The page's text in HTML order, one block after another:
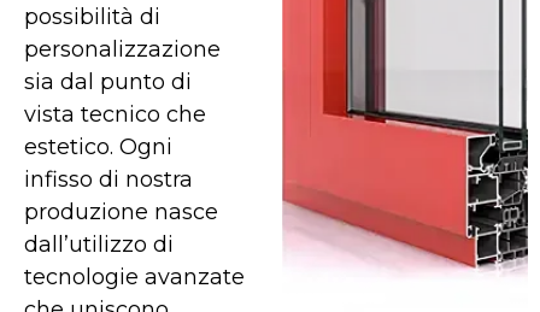
possibilità di
personalizzazione
sia dal punto di
vista tecnico che
estetico. Ogni
infisso di nostra
produzione nasce
dall’utilizzo di
tecnologie avanzate